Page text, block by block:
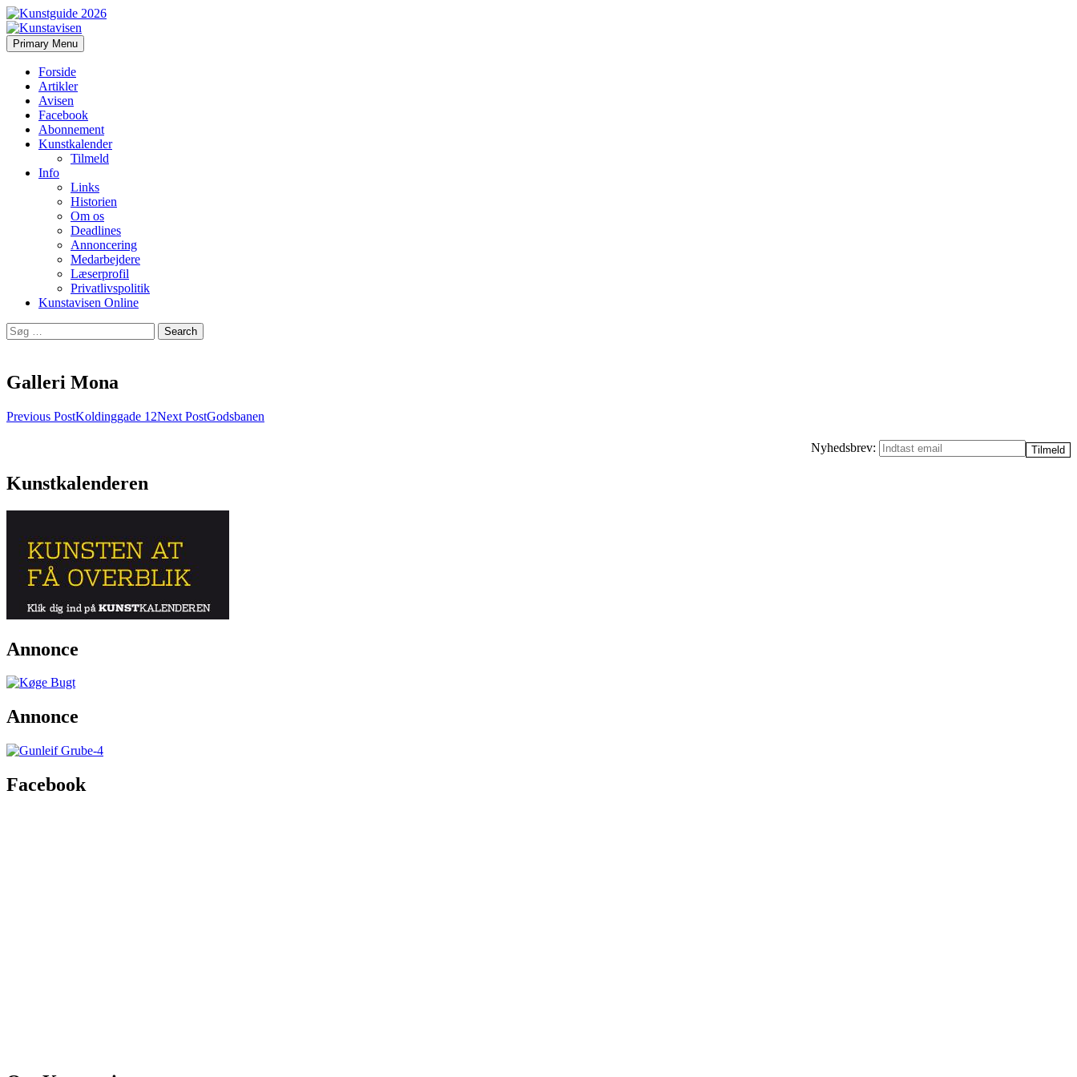
Kunstavisen
Search
Primary Menu Skip
to
Forside
Artikler
Avisen
Facebook
Abonnement
Kunstkalender
Tilmeld
Info
Links
Historien
Om os
Deadlines
Annoncering
Medarbejdere
Læserprofil
Privatlivspolitik
Kunstavisen Online
Search
for:
Galleri Mona
Post
Previous PostKoldinggade 12Next PostGodsbanen
Nyhedsbrev:
Kunstkalenderen
Annonce
Annonce
Facebook